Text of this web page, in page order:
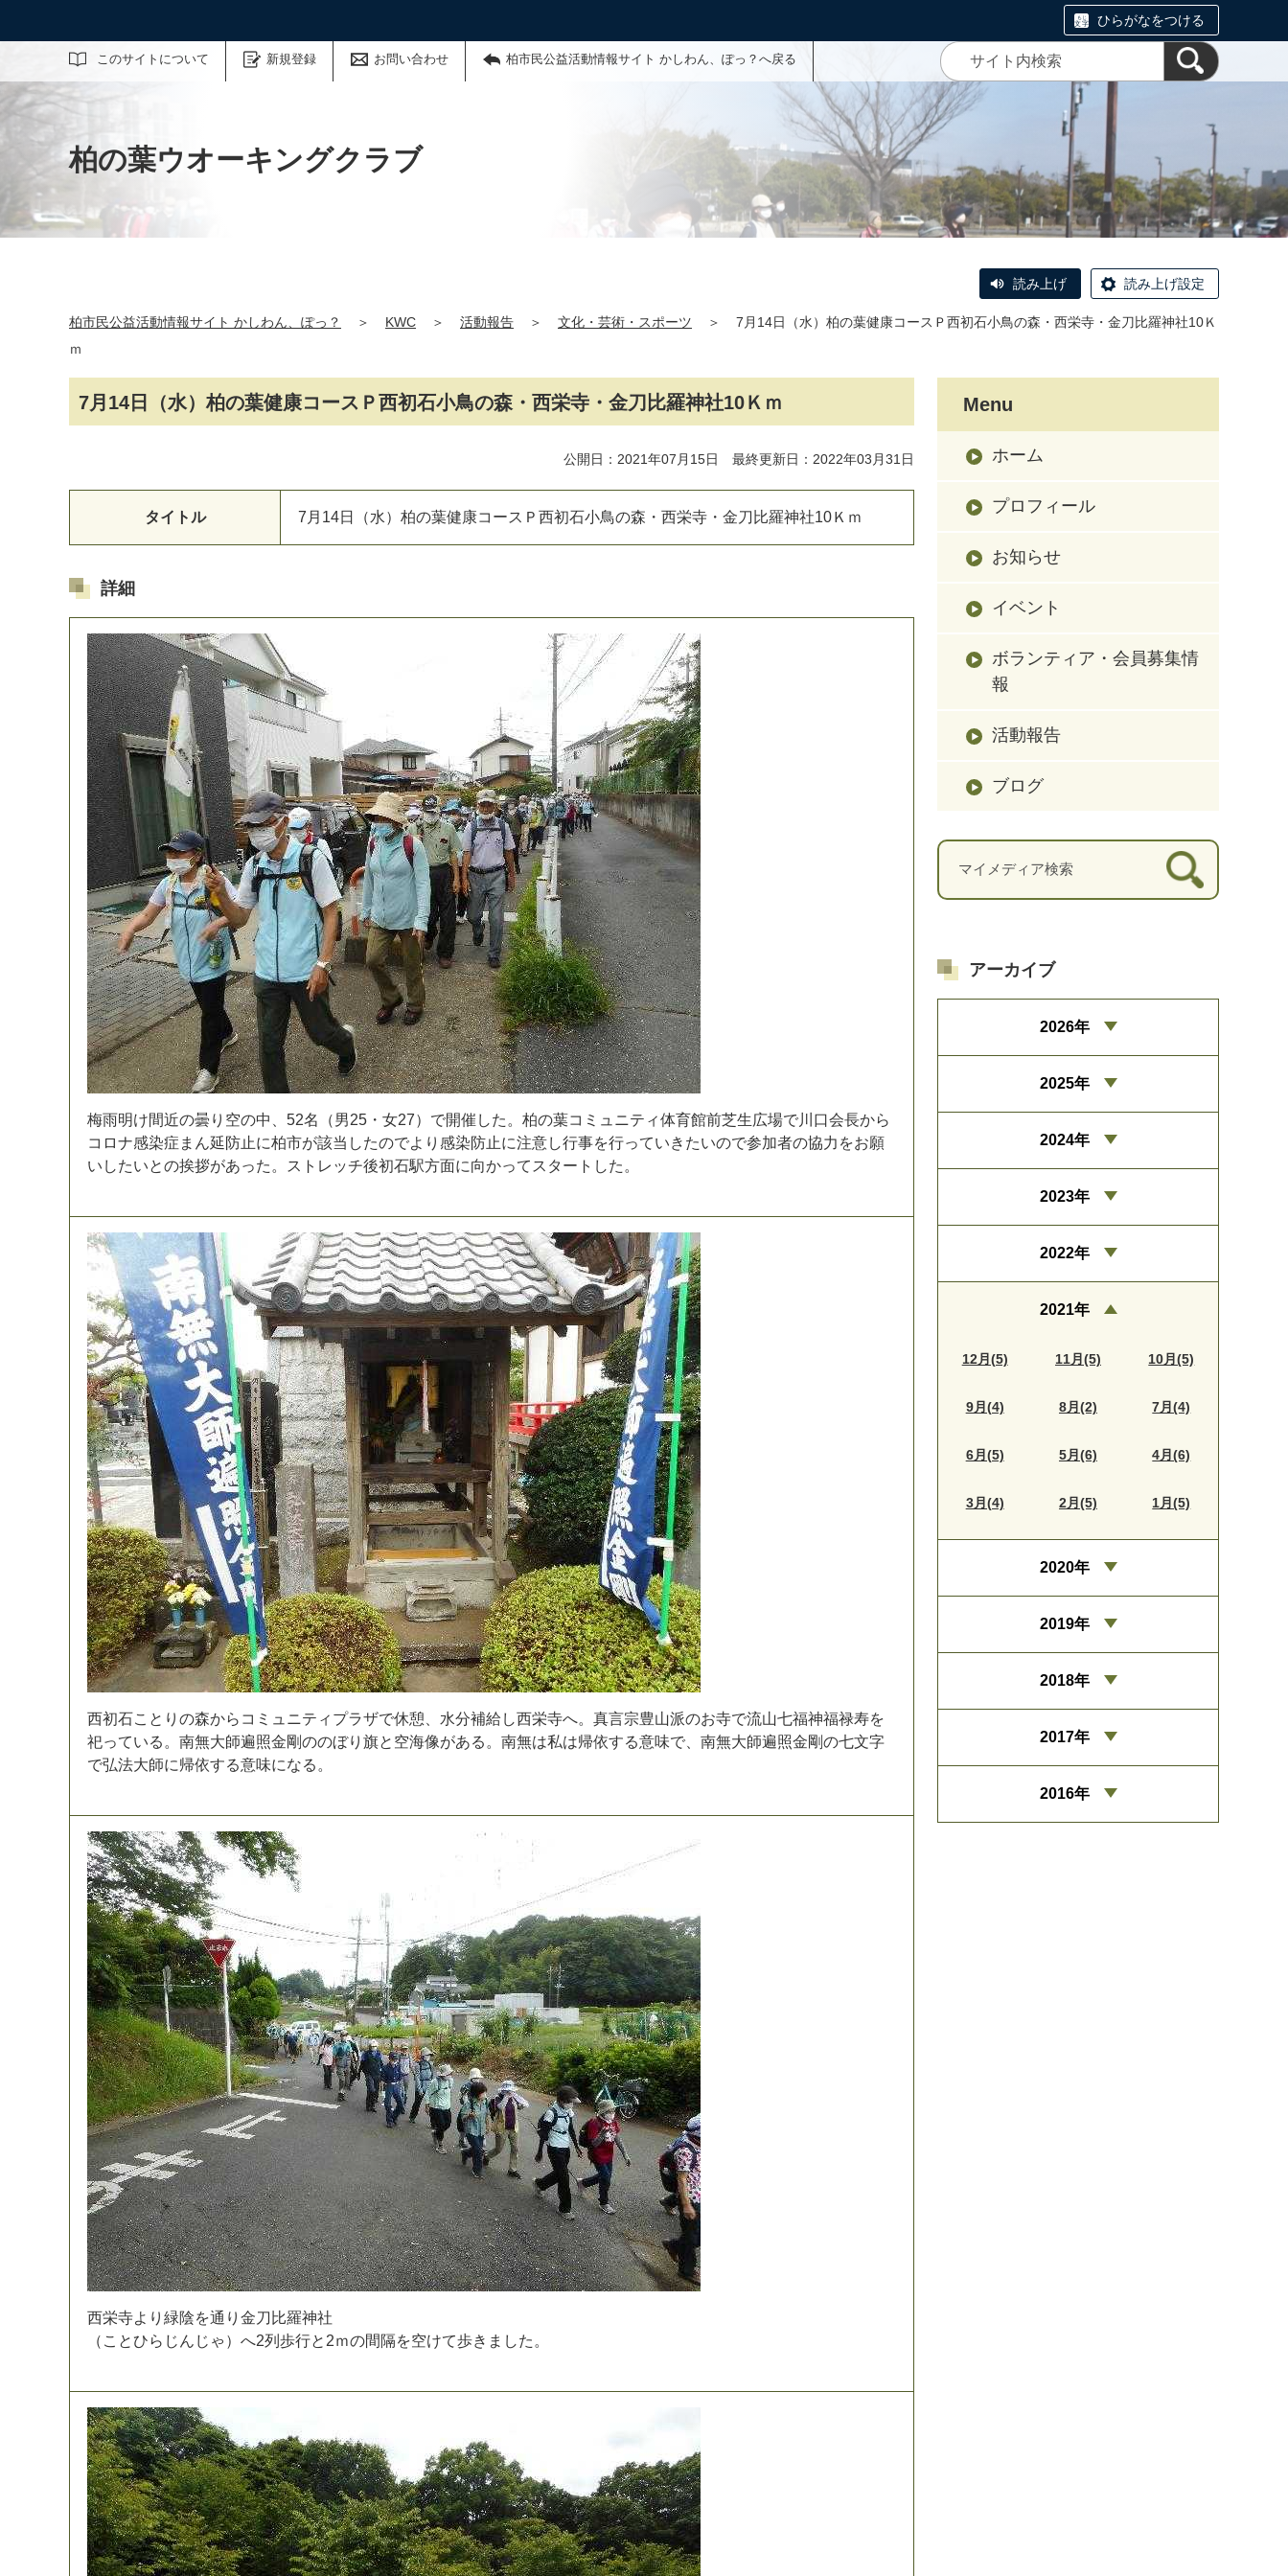
ひらがなをつける
このサイトについて 新規登録 お問い合わせ 柏市民公益活動情報サイト かしわん、ぽっ？へ戻る
サイト内検索
柏の葉ウオーキングクラブ
読み上げ 読み上げ設定
柏市民公益活動情報サイト かしわん、ぽっ？ ＞ KWC ＞ 活動報告 ＞ 文化・芸術・スポーツ ＞
7月14日（水）柏の葉健康コースＰ西初石小鳥の森・西栄寺・金刀比羅神社10Ｋ
ｍ
7月14日（水）柏の葉健康コースＰ西初石小鳥の森・西栄寺・金刀比羅神社10Ｋｍ
公開日：2021年07月15日 最終更新日：2022年03月31日
タイトル 7 月 14日 （水） 柏の葉健康コ ース Ｐ 西初石小鳥の森 ・ 西栄寺 ・ 金刀 比羅神社10Ｋ ｍ
詳細
梅雨明け間近の曇 り 空の中 52名 （男25 ・ 女27） で開催 した 。 柏の葉コ ミ ュ ニテ ィ体育館前芝生広場で川 口会長から
コ ロナ感染症 ま ん延防止に柏市が該当 したのでよ り 感染防止に注意し行事を行っていき たいので参加者の協力 をお願
い したいとの挨拶があった 。 ス ト レ ッチ後初石駅方面に向かって ス ター ト した 。
西初石こ と り の森から コ ミ ュ ニテ ィ プラザで休憩 水分補給し西栄寺へ。 真言宗豊山派のお寺で流山七福神福禄寿を
祀っている 。 南無大師遍照金剛ののぼり 旗と 空海像がある 。 南無は私は帰依する意味で 南無大師遍照金剛の七文字
で弘法大師に帰依する意味になる 。
西栄寺よ り 緑陰を通 り 金刀 比羅神社
（ こ と ひら じ ん じ ゃ ） へ2列 歩行と 2ｍの間 隔を空けて歩き ま した 。
Menu
ホーム
プロフィール
お知らせ
イベント
ボランティア・会員募集情
報
活動報告
ブログ
マイメディア検索
アーカイブ
2026年
2025年
2024年
2023年
2022年
2021年
12月(5) 11月(5) 10月(5)
9月(4) 8月(2) 7月(4)
6月(5) 5月(6) 4月(6)
3月(4) 2月(5) 1月(5)
2020年
2019年
2018年
2017年
2016年